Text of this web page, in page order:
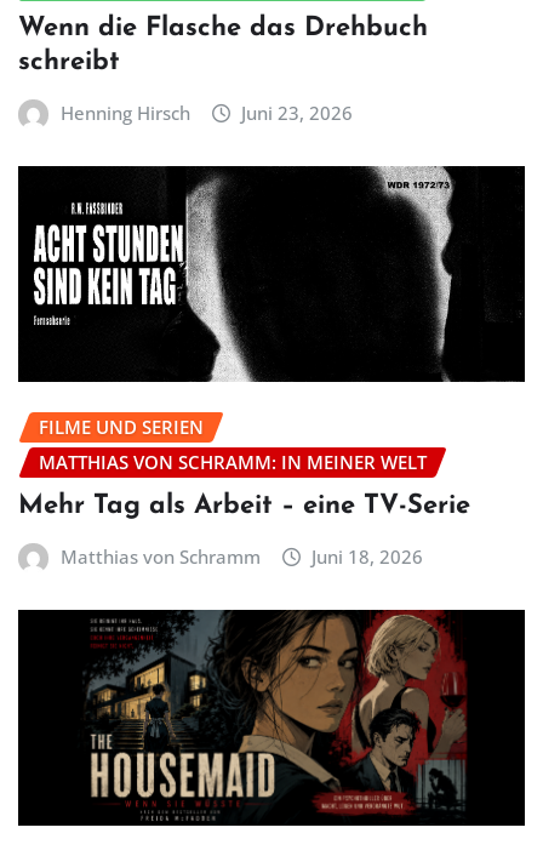
Wenn die Flasche das Drehbuch
schreibt
Henning Hirsch Juni 23, 2026
FILME UND SERIEN
MATTHIAS VON SCHRAMM: IN MEINER WELT
Mehr Tag als Arbeit – eine TV-Serie
Matthias von Schramm Juni 18, 2026